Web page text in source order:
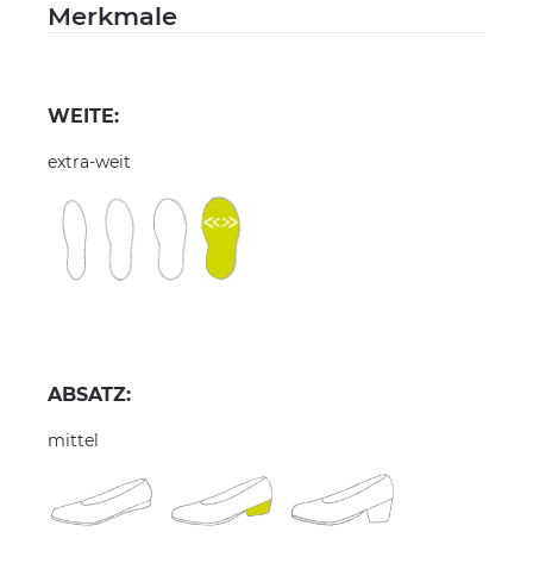
Merkmale
WEITE:
extra-weit
ABSATZ:
mittel